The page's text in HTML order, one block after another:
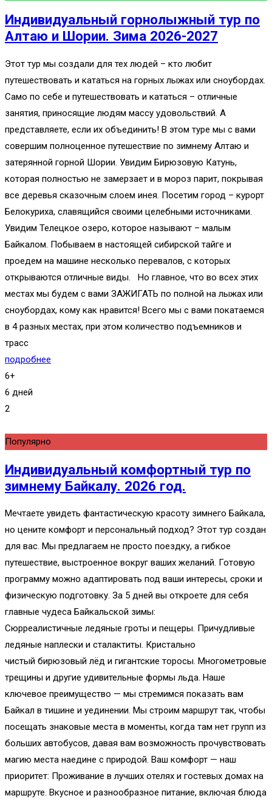
Индивидуальный горнолыжный тур по
Алтаю и Шории. Зима 2026-2027
Этот тур мы создали для тех людей – кто любит
путешествовать и кататься на горных лыжах или сноубордах.
Само по себе и путешествовать и кататься – отличные
занятия, приносящие людям массу удовольствий. А
представляете, если их объединить! В этом туре мы с вами
совершим полноценное путешествие по зимнему Алтаю и
затерянной горной Шории. Увидим Бирюзовую Катунь,
которая полностью не замерзает и в мороз парит, покрывая
все деревья сказочным слоем инея. Посетим город – курорт
Белокуриха, славящийся своими целебными источниками.
Увидим Телецкое озеро, которое называют – малым
Байкалом. Побываем в настоящей сибирской тайге и
проедем на машине несколько перевалов, с которых
открываются отличные виды. Но главное, что во всех этих
местах мы будем с вами ЗАЖИГАТЬ по полной на лыжах или
сноубордах, кому как нравится! Всего мы с вами покатаемся
в 4 разных местах, при этом количество подъемников и
трасс
подробнее
6+
6 дней
2
Популярно
Индивидуальный комфортный тур по
зимнему Байкалу. 2026 год.
Мечтаете увидеть фантастическую красоту зимнего Байкала,
но цените комфорт и персональный подход? Этот тур создан
для вас. Мы предлагаем не просто поездку, а гибкое
путешествие, выстроенное вокруг ваших желаний. Готовую
программу можно адаптировать под ваши интересы, сроки и
физическую подготовку. За 5 дней вы откроете для себя
главные чудеса Байкальской зимы:
Сюрреалистичные ледяные гроты и пещеры. Причудливые
ледяные наплески и сталактиты. Кристально
чистый бирюзовый лёд и гигантские торосы. Многометровые
трещины и другие удивительные формы льда. Наше
ключевое преимущество — мы стремимся показать вам
Байкал в тишине и уединении. Мы строим маршрут так, чтобы
посещать знаковые места в моменты, когда там нет групп из
больших автобусов, давая вам возможность прочувствовать
магию места наедине с природой. Ваш комфорт — наш
приоритет: Проживание в лучших отелях и гостевых домах на
маршруте. Вкусное и разнообразное питание, включая блюда